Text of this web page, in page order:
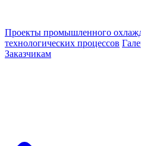
Проекты промышленного
технологических процессов
Заказчикам